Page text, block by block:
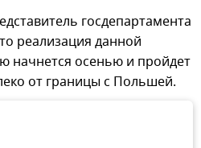
госдепартамента
реализация данной
начнется осенью и пройдет
от границы с Польшей.